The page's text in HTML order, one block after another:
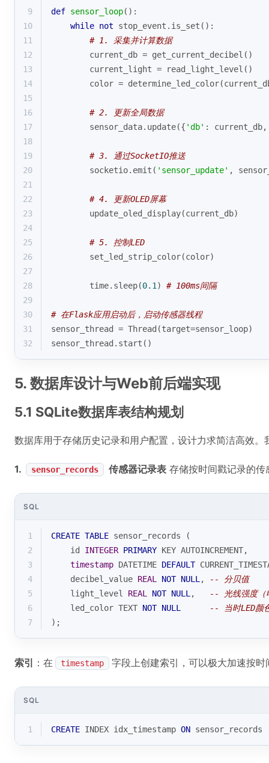
9
def sensor_loop():
10
while not stop_event.is_set():
11
# 1. 采集并计算数据
12
        current_db = get_current_decibel()
13
        current_light = read_light_level()
14
color =
15
16
# 2. 更新全局数据
17
        sensor_data.update({
'db' :
18
19
# 3. 通过SocketIO推送
20
        socketio.emit(
'sensor_update' ,
21
22
# 4. 更新OLED屏幕
23
        update_oled_display(current_db)
24
25
# 5. 控制LED
26
        set_led_strip_color(color)
27
28
        time.sleep(
0.1 ) # 100ms间隔
29
30
# 在Flask应用启动后，启动传感器线程
31
sensor_thread = Thread(target=sensor_loop)
32
sensor_thread.start()
5. 数据库设计与Web前后端实现
5.1 SQLite数据库表结构规划
数据库用于存储历史记录和用户配置，设计力求简洁高效。
1. sensor_records 传感器记录表 存储按时间戳记录的传
SQL
1 CREATE TABLE sensor_records (
2
    id
INTEGER PRIMARY KEY AUTOINCREMENT,
3
timestamp DATETIME DEFAULT
4
    decibel_value
REAL NOT NULL ,
-- 分贝值
5
    light_level
REAL NOT NULL ,
-- 光线强度（
6
    led_color TEXT
NOT NULL
-- 当时LED
7
);
索引 ：在 timestamp 字段上创建索引，可以极大加速按
SQL
1 CREATE INDEX idx_timestamp ON sensor_records